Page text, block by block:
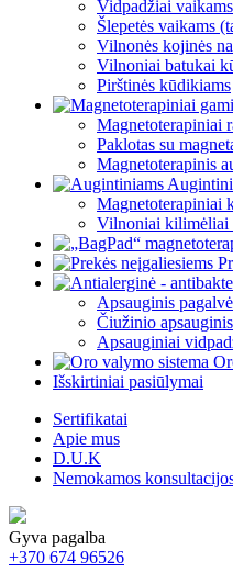
Vidpadžiai vaikams
Šlepetės vaikams
Vilnonės kojinės
Vilnoniai batukai
Pirštinės kūdikiams
Magnetoterapiniai
Paklotas su
Magnetoterapinis
Magnetoterapiniai
Vilnoniai kilimėliai
Apsauginis
Čiužinio
Apsauginiai
Išskirtiniai pasiūlymai
Sertifikatai
Apie mus
D.U.K
Nemokamos
Gyva pagalba
+370 674 96526